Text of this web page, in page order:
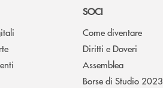
SOCI
Come diventare
Diritti e Doveri
Assemblea
Borse di Studio 2023